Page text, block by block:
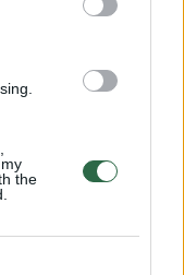
the
paskui kitą.